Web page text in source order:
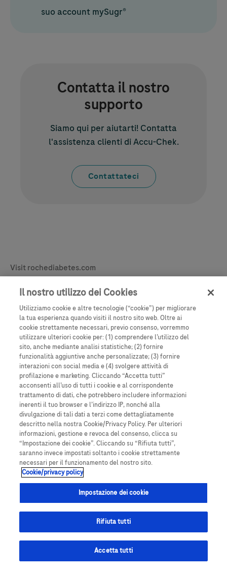
suo account mySugr®
Contatta il nostro
supporto
Siamo qui per aiutarti! Contatta
l'assistenza clienti diAccu-Chek.
Contattateci
Legal & Privacy
Visit rochediabetes.com
Contact
Dichiarazione legale
Politica sui cookie
Learn More
Informativa sulla privacy
Impostazione dei cookie
Questo sito contiene informazioni su prodotti che sono rivolte a un’ampia
varietà di utenti e può contenere dettagli o informazioni sui prodotti che
non sono altrimenti accessibili o validi nel tuo paese. Non ci assumiamo
alcuna responsabilità per l’accesso a tali informazioni, che possono non
essere in linea con processi, regolamenti, registrazioni o utilizzi legali del
visualizzati nell'app in uso. Ciò vale anche per il formato dell'ora e le unità di
Il nostro utilizzo dei Cookies
Utilizziamo cookie e altre tecnologie (“cookie”) per migliorare
la tua esperienza quando visiti il nostro sito web. Oltre ai
cookie strettamente necessari, previo consenso, vorremmo
utilizzare ulteriori cookie per: (1) comprendere l’utilizzo del
sito, anche mediante analisi statistiche; (2) fornire
funzionalità aggiuntive anche personalizzate; (3) fornire
interazioni con social media e (4) svolgere attività di
profilazione e marketing. Cliccando “Accetta tutti”
acconsenti all’uso di tutti i cookie e al corrispondente
trattamento di dati, che potrebbero includere informazioni
inerenti il tuo browser e l’indirizzo IP, nonché alla
divulgazione di tali dati a terzi come dettagliatamente
descritto nella nostra Cookie/Privacy Policy. Per ulteriori
informazioni, gestione e revoca del consenso, clicca su
“Impostazione dei cookie”. Cliccando su “Rifiuta tutti”,
saranno invece impostati soltanto i cookie strettamente
necessari per il funzionamento del nostro sito.
Cookie/privacy policy
Impostazione dei cookie
Rifiuta tutti
Accetta tutti